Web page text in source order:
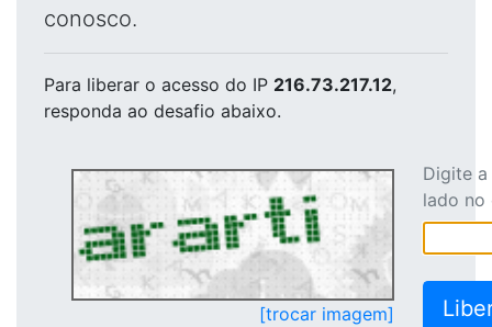
conosco.
Para liberar o acesso do IP 216.73.217.12,
responda ao desafio abaixo.
[trocar imagem]
Digite
lado no